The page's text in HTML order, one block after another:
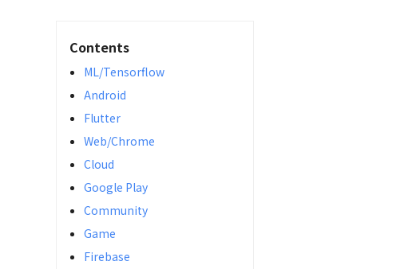
Contents
ML/Tensorflow
Android
Flutter
Web/Chrome
Cloud
Google Play
Community
Game
Firebase